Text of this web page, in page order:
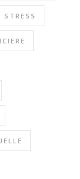
STRESS